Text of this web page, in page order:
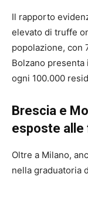
Il rapporto
elevato di truffe
popolazione, con
Bolzano
ogni 100.000
Brescia e
esposte alle
Oltre a Milano,
nella graduatoria